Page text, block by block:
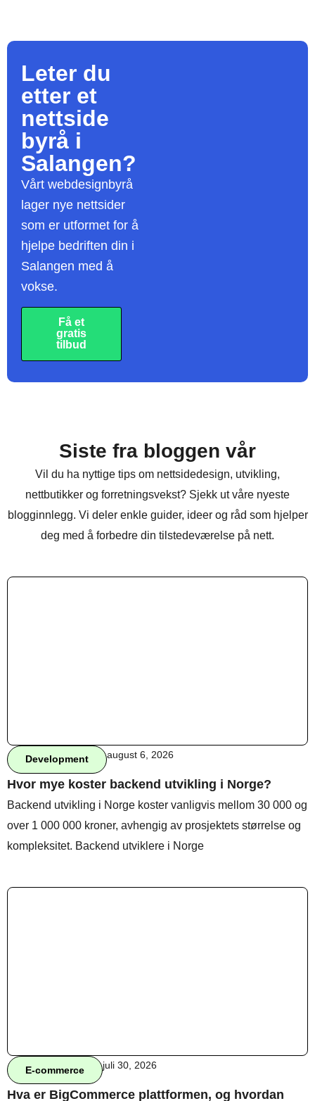
Leter du
etter et
nettside
byrå i
Salangen?
Vårt webdesignbyrå
lager nye nettsider
som er utformet for å
hjelpe bedriften din i
Salangen med å
vokse.
Få et
gratis
tilbud
Siste fra bloggen vår
Vil du ha nyttige tips om nettsidedesign, utvikling,
nettbutikker og forretningsvekst? Sjekk ut våre nyeste
blogginnlegg. Vi deler enkle guider, ideer og råd som hjelper
deg med å forbedre din tilstedeværelse på nett.
Development august 6, 2026
Hvor mye koster backend utvikling i Norge?
Backend utvikling i Norge koster vanligvis mellom 30 000 og
over 1 000 000 kroner, avhengig av prosjektets størrelse og
kompleksitet. Backend utviklere i Norge
E-commerce juli 30, 2026
Hva er BigCommerce plattformen, og hvordan
Behandle ditt samtykke
For å gi best mulig opplevelse bruker vi
enhetsdata. Å nekte samtykke kan begrense enkelte